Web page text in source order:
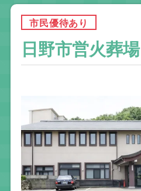
市民優待あり
日野市営火葬場